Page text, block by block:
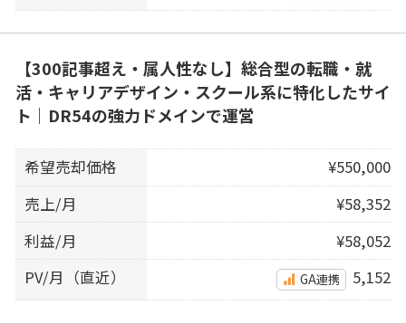
【300記事超え・属人性なし】総合型の転職・就
活・キャリアデザイン・スクール系に特化したサイ
ト｜DR54の強力ドメインで運営
希望売却価格
¥550,000
売上/月
¥58,352
利益/月
¥58,052
PV/月（直近）
GA連携 5,152